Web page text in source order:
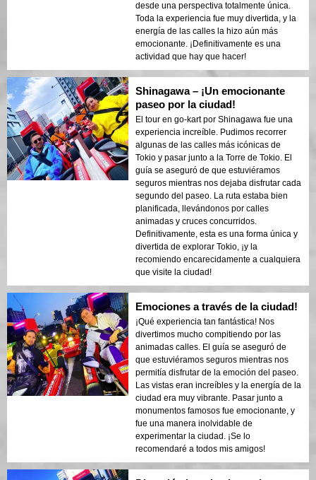
desde una perspectiva totalmente única.
Toda la experiencia fue muy divertida, y la
energía de las calles la hizo aún más
emocionante. ¡Definitivamente es una
actividad que hay que hacer!
Shinagawa – ¡Un emocionante
paseo por la ciudad!
El tour en go-kart por Shinagawa fue una
experiencia increíble. Pudimos recorrer
algunas de las calles más icónicas de
Tokio y pasar junto a la Torre de Tokio. El
guía se aseguró de que estuviéramos
seguros mientras nos dejaba disfrutar cada
segundo del paseo. La ruta estaba bien
planificada, llevándonos por calles
animadas y cruces concurridos.
Definitivamente, esta es una forma única y
divertida de explorar Tokio, ¡y la
recomiendo encarecidamente a cualquiera
que visite la ciudad!
Emociones a través de la ciudad!
¡Qué experiencia tan fantástica! Nos
divertimos mucho compitiendo por las
animadas calles. El guía se aseguró de
que estuviéramos seguros mientras nos
permitía disfrutar de la emoción del paseo.
Las vistas eran increíbles y la energía de la
ciudad era muy vibrante. Pasar junto a
monumentos famosos fue emocionante, y
fue una manera inolvidable de
experimentar la ciudad. ¡Se lo
recomendaré a todos mis amigos!